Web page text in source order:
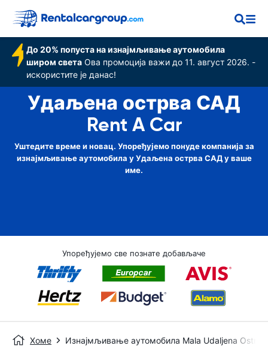
До 20% попуста на изнајмљивање аутомобила
широм света Ова промоција важи до 11. август 2026. -
искористите је данас!
Удаљена острва САД
Rent A Car
Уштедите време и новац. Упоређујемо понуде компанија за
изнајмљивање аутомобила у Удаљена острва САД у ваше
име.
Упоређујемо све познате добављаче
Хоме Изнајмљивање аутомобила Mala Udaljena